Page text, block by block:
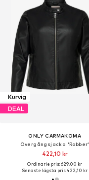
Kurvig
DEAL
ONLY CARMAKOMA
Övergångsjacka 'Robber'
422,10 kr
Ordinarie pris: 629,00 kr
Senaste lägsta pris:422,10 kr